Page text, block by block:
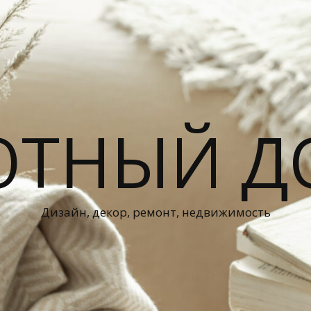
Дизайн, декор, ремонт, недвижимость